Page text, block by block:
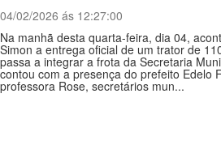
04/02/2026 ás 12:27:00
Na manhã desta quarta-feira, dia 04,
Simon a entrega oficial de um trator de
passa a integrar a frota da Secretaria
contou com a presença do prefeito Edelo
professora Rose, secretários mun...